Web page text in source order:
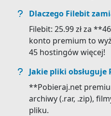
Dlaczego Filebit
Filebit: 25.99 zł za
konto premium to
45 hostingów więcej!
Jakie pliki
**Pobieraj.net
archiwy (.rar, .zip),
pliku.